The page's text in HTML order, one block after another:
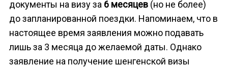
документы на визу за 6 месяцев (но не более)
до запланированной поездки. Напоминаем, что в
настоящее время заявления можно подавать
лишь за 3 месяца до желаемой даты. Однако
заявление на получение шенгенской визы